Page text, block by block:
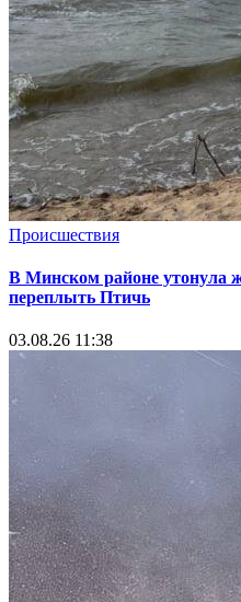
Происшествия
В Минском районе утонула
переплыть Птичь
03.08.26 11:38